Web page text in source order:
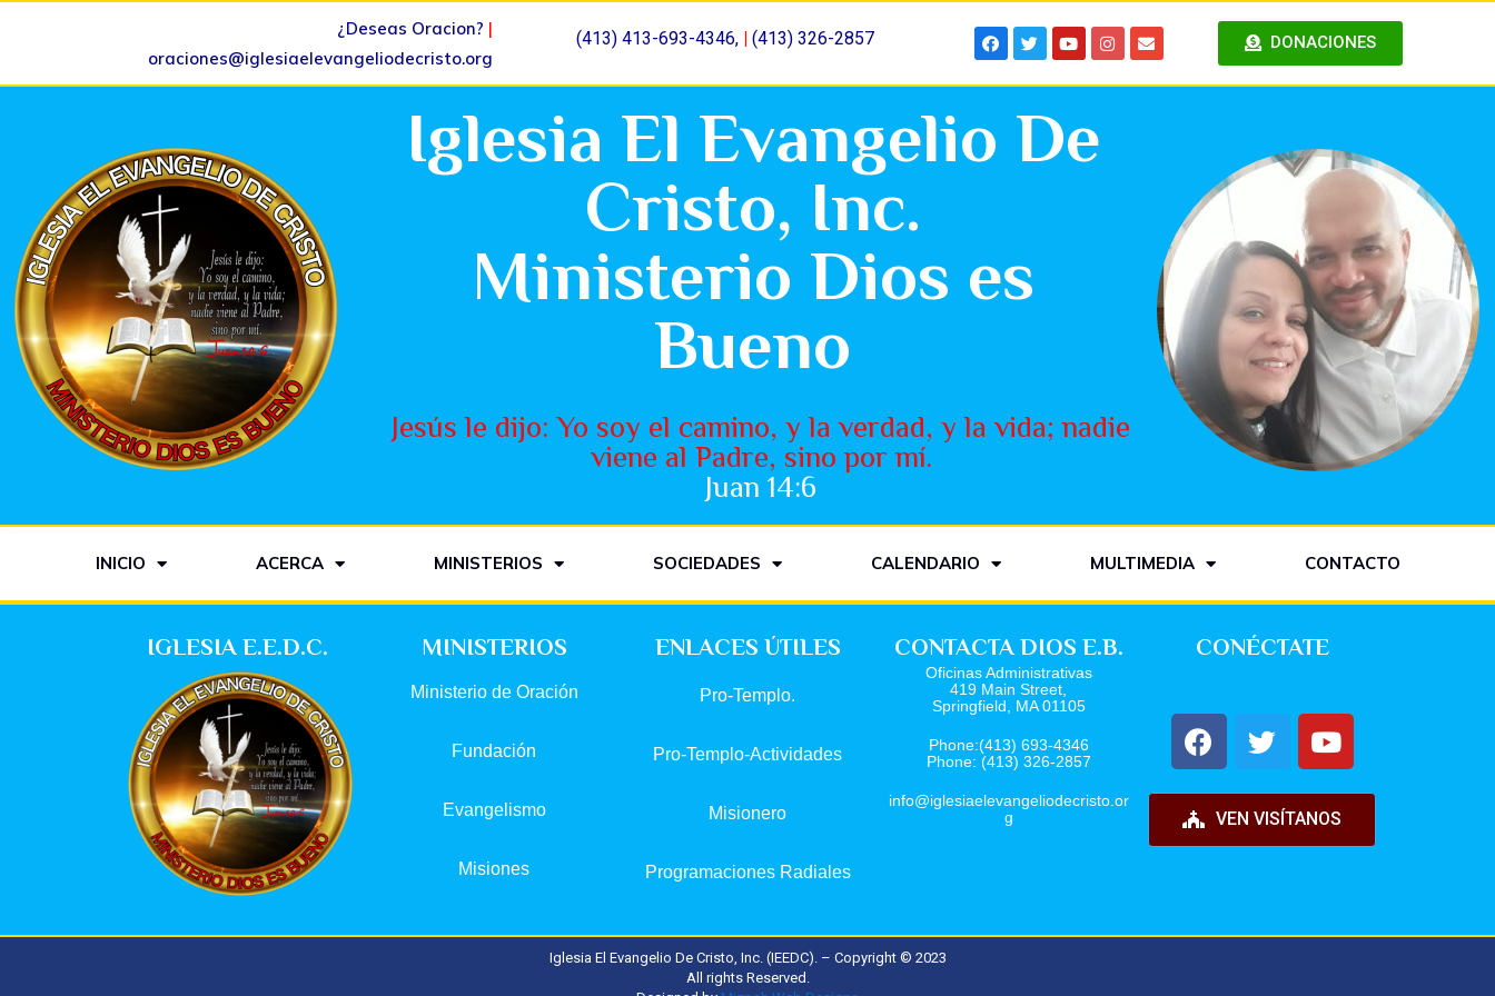
¿Deseas Oracion? |
oraciones@iglesiaelevangeliodecristo.org
(413) 413-693-4346, | (413) 326-2857 DONACIONES
Iglesia El Evangelio De
Cristo, Inc.
Ministerio Dios es
Bueno
Jesús le dijo: Yo soy el camino, y la verdad, y la vida; nadie
viene al Padre, sino por mí.
Juan 14:6
INICIO ACERCA MINISTERIOS SOCIEDADES CALENDARIO MULTIMEDIA CONTACTO
IGLESIA E.E.D.C. MINISTERIOS
Ministerio de Oración
Fundación
Evangelismo
Misiones
ENLACES ÚTILES
Pro-Templo.
Pro-Templo-Actividades
Misionero
Programaciones Radiales
CONTACTA DIOS E.B.
Oficinas Administrativas
419 Main Street,
Springfield, MA 01105
Phone:(413) 693-4346
Phone: (413) 326-2857
info@iglesiaelevangeliodecristo.or
g
CONÉCTATE
VEN VISÍTANOS
Iglesia El Evangelio De Cristo, Inc. (IEEDC). – Copyright © 2023
All rights Reserved.